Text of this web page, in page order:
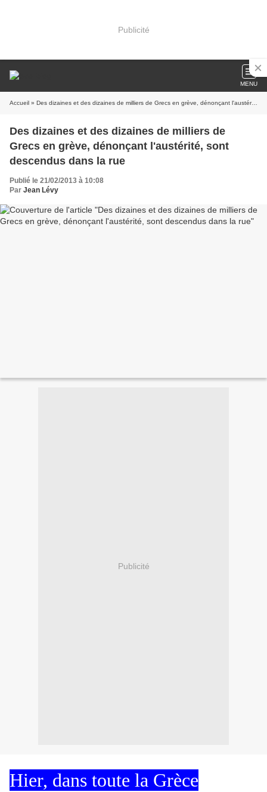
Publicité
MENU
Accueil » Des dizaines et des dizaines de milliers de Grecs en grève, dénonçant l'austérité, sont descendus dans la rue
Des dizaines et des dizaines de milliers de
Grecs en grève, dénonçant l'austérité, sont
descendus dans la rue
Publié le 21/02/2013 à 10:08
Par Jean Lévy
Publicité
Hier, dans toute la Grèce